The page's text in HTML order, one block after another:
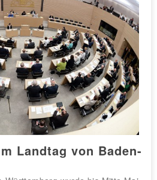
Landtag von Baden-